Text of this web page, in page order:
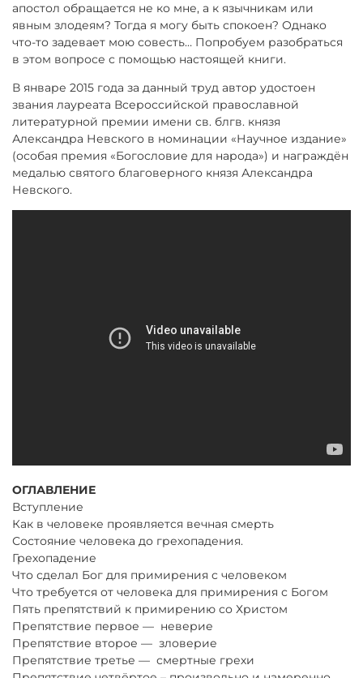
апостол обращается не ко мне, а к язычникам или
явным злодеям? Тогда я могу быть спокоен? Однако
что-то задевает мою совесть… Попробуем разобраться
в этом вопросе с помощью настоящей книги.
В январе 2015 года за данный труд автор удостоен
звания лауреата Всероссийской православной
литературной премии имени св. блгв. князя
Александра Невского в номинации «Научное издание»
(особая премия «Богословие для народа») и награждён
медалью святого благоверного князя Александра
Невского.
ОГЛАВЛЕНИЕ
Вступление
Как в человеке проявляется вечная смерть
Состояние человека до грехопадения.
Грехопадение
Что сделал Бог для примирения с человеком
Что требуется от человека для примирения с Богом
Пять препятствий к примирению со Христом
Препятствие первое — неверие
Препятствие второе — зловерие
Препятствие третье — смертные грехи